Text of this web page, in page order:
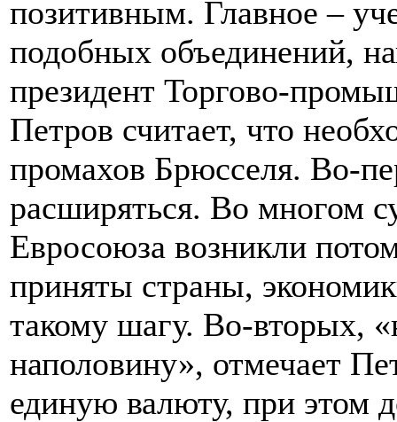
позитивным. Главное –
подобных объединений,
президент Торгово-
Петров считает, что
промахов Брюсселя. Во-
расширяться. Во многом
Евросоюза возникли
приняты страны,
такому шагу. Во-вторых,
наполовину», отмечает
единую валюту, при этом